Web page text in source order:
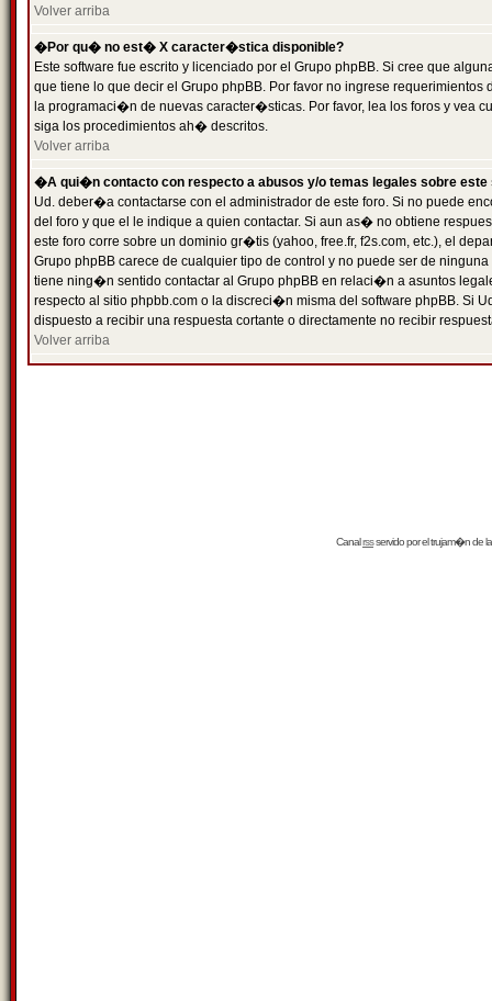
Volver arriba
�Por qu� no est� X caracter�stica disponible?
Este software fue escrito y licenciado por el Grupo phpBB. Si cree que
que tiene lo que decir el Grupo phpBB. Por favor no ingrese
la programaci�n de nuevas caracter�sticas. Por favor, lea los foros y vea
siga los procedimientos ah� descritos.
Volver arriba
�A qui�n contacto con respecto a abusos y/o temas legales sobre este
Ud. deber�a contactarse con el administrador de este foro. Si no puede
del foro y que el le indique a quien contactar. Si aun as� no obtiene
este foro corre sobre un dominio gr�tis (yahoo, free.fr, f2s.com, etc.), el
Grupo phpBB carece de cualquier tipo de control y no puede ser de
tiene ning�n sentido contactar al Grupo phpBB en relaci�n a asuntos
respecto al sitio phpbb.com o la discreci�n misma del software phpBB. Si
dispuesto a recibir una respuesta cortante o directamente no recibir
Volver arriba
Canalrssservido por eltrujam�nde